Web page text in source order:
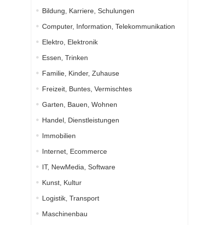
Bildung, Karriere, Schulungen
Computer, Information, Telekommunikation
Elektro, Elektronik
Essen, Trinken
Familie, Kinder, Zuhause
Freizeit, Buntes, Vermischtes
Garten, Bauen, Wohnen
Handel, Dienstleistungen
Immobilien
Internet, Ecommerce
IT, NewMedia, Software
Kunst, Kultur
Logistik, Transport
Maschinenbau